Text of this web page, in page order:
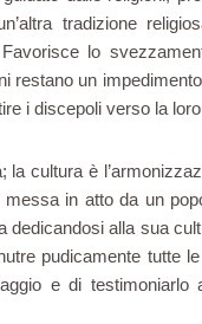
tradizione
lo
restano un
i discepoli verso la
la cultura è
in atto da un
dedicandosi alla sua
pudicamente tutte
e di testimoniarlo